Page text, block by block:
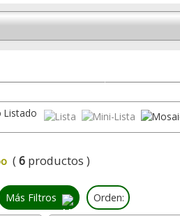
Listado
(6 productos )
Más Filtros Orden: